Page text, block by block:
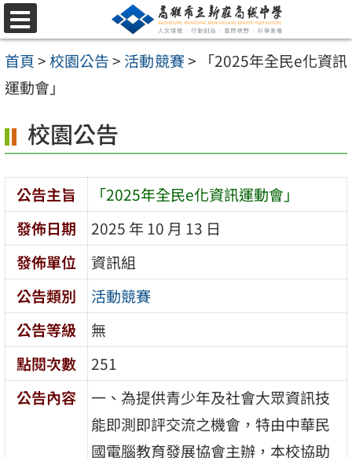
跳
至
主
要
容
區
選
單
首頁>校園公告> 活動競賽>
「2025年全民e化資訊
運動會」
校園公告
公告主旨
「2025年全民e化資訊運動會」
發佈日期
2025 年 10 月 13 日
發佈單位
資訊組
公告類別
活動競賽
公告等級
無
點閱次數
251
公告內容
一、為提供青少年及社會大眾資訊技
能即測即評交流之機會，特由中華民
國電腦教育發展協會主辦，本校協助